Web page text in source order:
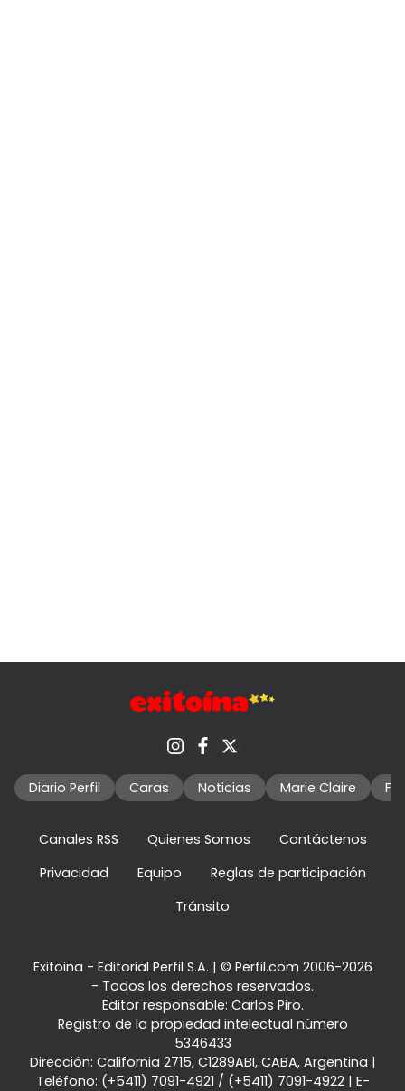
Diario Perfil Caras Noticias Marie Claire
Canales RSS Quienes Somos
Contáctenos
Privacidad
Equipo
Reglas de participación
Tránsito
Exitoina - Editorial Perfil S.A. | © Perfil.com 2006-2026
- Todos los derechos reservados.
Editor responsable: Carlos Piro.
Registro de la propiedad intelectual número
5346433
Dirección: California 2715, C1289ABI, CABA, Argentina |
Teléfono: (+5411) 7091-4921 / (+5411) 7091-4922| E-